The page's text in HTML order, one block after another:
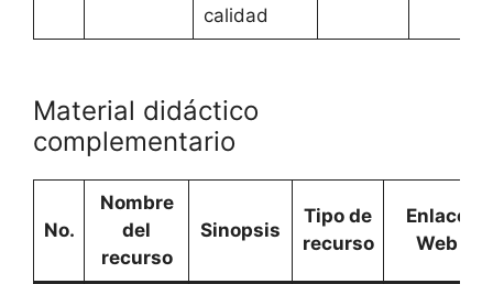
calidad
Material didáctico
complementario
No.
Nombre
del
recurso
Sinopsis
Tipo de
recurso
Enlace
Web